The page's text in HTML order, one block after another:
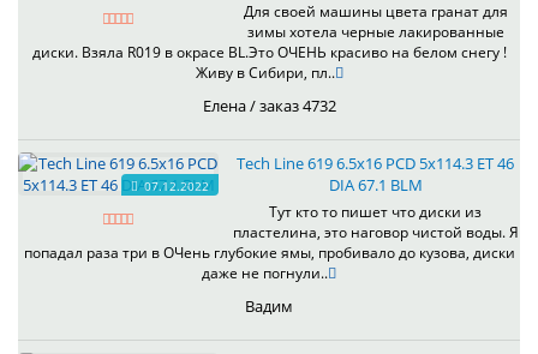
Для своей машины цвета гранат для
зимы хотела черные лакированные
диски. Взяла R019 в окрасе BL.Это ОЧЕНЬ красиво на белом снегу !
Живу в Сибири, пл..
Елена / заказ 4732
07.12.2022
Tech Line 619 6.5x16 PCD 5x114.3 ET 46
DIA 67.1 BLM
Тут кто то пишет что диски из
пластелина, это наговор чистой воды. Я
попадал раза три в ОЧень глубокие ямы, пробивало до кузова, диски
даже не погнули..
Вадим